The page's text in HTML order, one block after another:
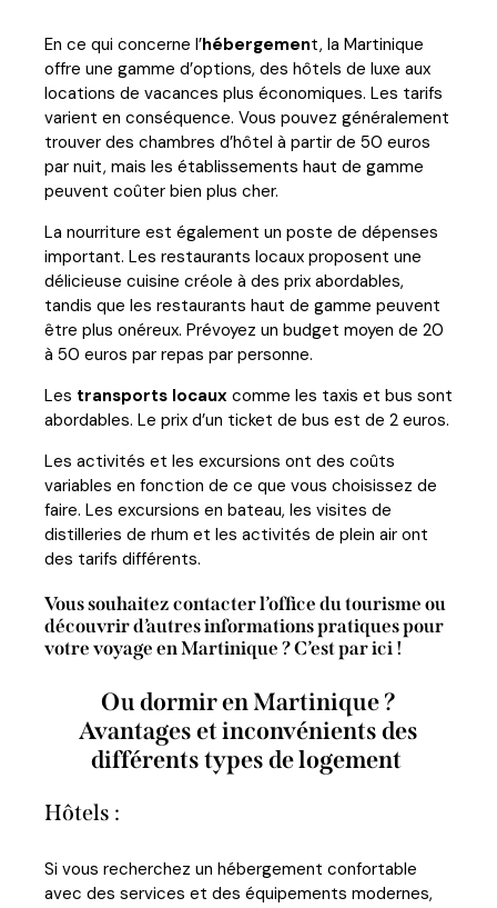
En ce qui concerne l’hébergement, la Martinique
offre une gamme d’options, des hôtels de luxe aux
locations de vacances plus économiques. Les tarifs
varient en conséquence. Vous pouvez généralement
trouver des chambres d’hôtel à partir de 50 euros
par nuit, mais les établissements haut de gamme
peuvent coûter bien plus cher.
La nourriture est également un poste de dépenses
important. Les restaurants locaux proposent une
délicieuse cuisine créole à des prix abordables,
tandis que les restaurants haut de gamme peuvent
être plus onéreux. Prévoyez un budget moyen de 20
à 50 euros par repas par personne.
Les transports locaux comme les taxis et bus sont
abordables. Le prix d’un ticket de bus est de 2 euros.
Les activités et les excursions ont des coûts
variables en fonction de ce que vous choisissez de
faire. Les excursions en bateau, les visites de
distilleries de rhum et les activités de plein air ont
des tarifs différents.
Vous souhaitez contacter l’office du tourisme ou
découvrir d’autres informations pratiques pour
votre voyage en Martinique ? C’est par ici !
Ou dormir en Martinique ?
Avantages et inconvénients des
différents types de logement
Hôtels :
Si vous recherchez un hébergement confortable
avec des services et des équipements modernes,